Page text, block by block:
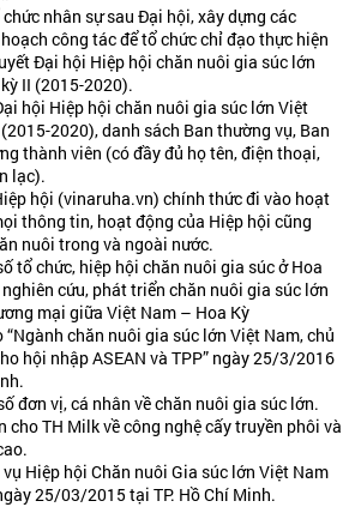
nhân sự sau Đại hội, xây dựng các
công tác để tổ chức chỉ đạo thực hiện
Đại hội Hiệp hội chăn nuôi gia súc lớn
II (2015-2020).
hội Hiệp hội chăn nuôi gia súc lớn Việt
2020), danh sách Ban thường vụ, Ban
thành viên (có đầy đủ họ tên, điện thoại,
lạc).
hội (vinaruha.vn) chính thức đi vào hoạt
thông tin, hoạt động của Hiệp hội cũng
nuôi trong và ngoài nước.
tổ chức, hiệp hội chăn nuôi gia súc ở Hoa
nghiên cứu, phát triển chăn nuôi gia súc lớn
mại giữa Việt Nam – Hoa Kỳ
“Ngành chăn nuôi gia súc lớn Việt Nam, chủ
hội nhập ASEAN và TPP” ngày 25/3/2016
đơn vị, cá nhân về chăn nuôi gia súc lớn.
cho TH Milk về công nghệ cấy truyền phôi và
Hiệp hội Chăn nuôi Gia súc lớn Việt Nam
25/03/2015 tại TP. Hồ Chí Minh.